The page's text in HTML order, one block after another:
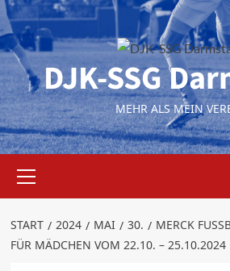
Zum
Inhalt
springen
DJK-SSG
MEHR ALS MEIN
Menü
START 2024 MAI 30.
MERCK
FÜR MÄDCHEN VOM 22.10. – 25.10.2024